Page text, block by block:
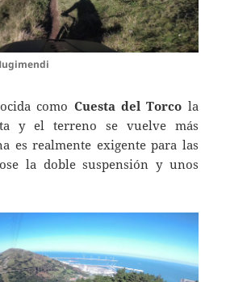
como Cuesta del Torco la
y el terreno se vuelve más
es realmente exigente para las
la doble suspensión y unos